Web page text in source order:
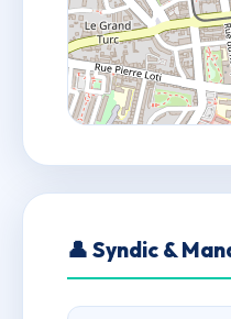
👤 Syndic &